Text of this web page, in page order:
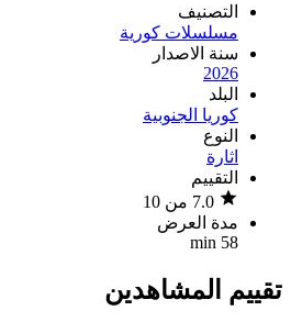
التصنيف
مسلسلات كورية
سنة الاصدار
2026
البلد
كوريا الجنوبية
النوع
اثارة
التقييم
مدة العرض
58 min
تقييم المشاهدين